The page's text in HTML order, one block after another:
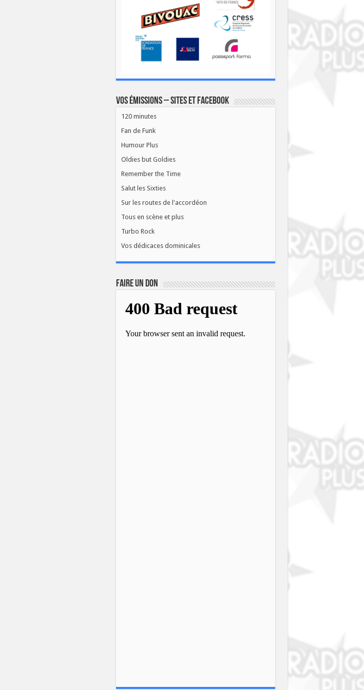
Vos émissions – Sites et Facebook
120 minutes
Fan de Funk
Humour Plus
Oldies but Goldies
Remember the Time
Salut les Sixties
Sur les routes de l'accordéon
Tous en scène et plus
Turbo Rock
Vos dédicaces dominicales
FAIRE UN DON